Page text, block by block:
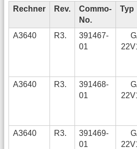
Rechner Rev.
Commo-
No.
Typ
A3640 R3.
391467-
01
A3640 R3.
391468-
01
A3640 R3.
391469-
01